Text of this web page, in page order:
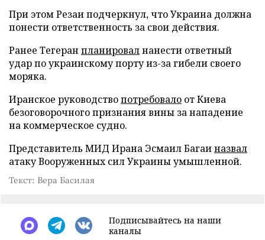
При этом Резаи подчеркнул, что Украина должна
понести ответственность за свои действия.
Ранее Тегеран планировалнанести ответный
удар по украинскому порту из-за гибели своего
моряка.
Иранское руководствопотребовало от Киева
безоговорочного признания вины за нападение
на коммерческое судно.
Представитель МИД Ирана Эсмаил Багаиназвал
атаку Вооруженных сил Украины умышленной.
Текст: Вера Басилая
Подписывайтесь на наши
каналы